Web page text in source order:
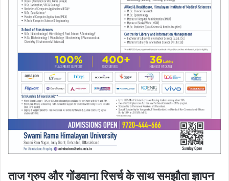
ताज ग्रुप और गोंडवाना रिसर्च के साथ समझौता ज्ञापन